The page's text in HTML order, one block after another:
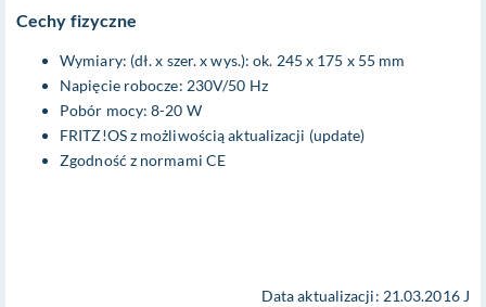
Cechy fizyczne
Wymiary: (dł. x szer. x wys.): ok. 245 x 175 x 55 mm
Napięcie robocze: 230V/50 Hz
Pobór mocy: 8-20 W
FRITZ!OS z możliwością aktualizacji (update)
Zgodność z normami CE
Data aktualizacji: 21.03.2016 J